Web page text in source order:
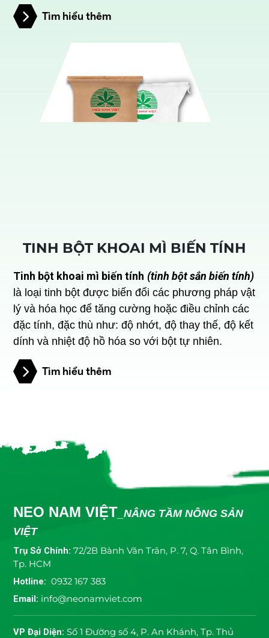
Tìm hiểu thêm
TINH BỘT KHOAI MÌ BIẾN TÍNH
Tinh bột khoai mì biến tính (tinh bột sắn biến tính)
là loại tinh bột được biến đổi các phương pháp vật
lý và hóa học để tăng cường hoặc điều chỉnh các
đặc tính, đặc thù như: độ nhớt, độ thay thế, độ kết
dính và nhiệt độ hồ hóa so với bột tự nhiên.
Tìm hiểu thêm
NEO NAM VIỆT _NÂNG TẦM NÔNG SẢN
VIỆT
Trụ Sở Chính: 72/2B Bành Văn Trân, P. 7, Q. Tân Bình,
Tp. HCM
Hotline: 0932 167 383
Email: info@neonamviet.com
VP Đại Diện: Số 1 Đường số 4, P. An Khánh, Tp. Thủ